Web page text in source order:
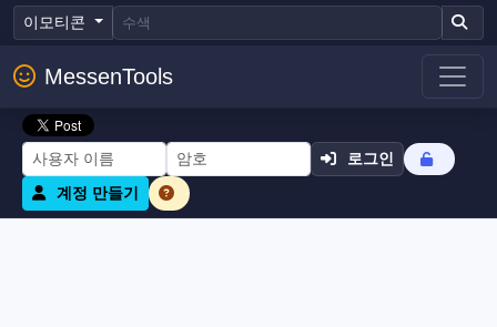
이모티콘
MessenTools
로그인
계정 만들기